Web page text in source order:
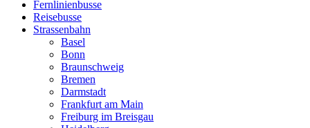
Fernlinienbusse
Reisebusse
Strassenbahn
Basel
Bonn
Braunschweig
Bremen
Darmstadt
Frankfurt am Main
Freiburg im Breisgau